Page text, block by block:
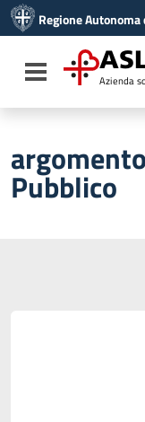
Vai al menu di
Vai al footer
Regione
Toggle navigation
Azienda
Pubblico